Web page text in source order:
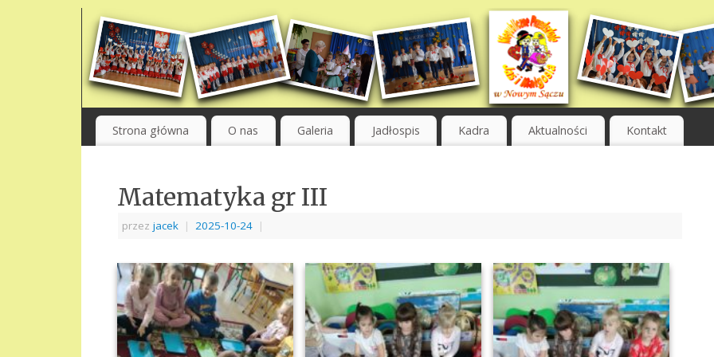
Strona główna O nas Galeria Jadłospis Kadra Aktualności Kontakt
Matematyka gr III
przez jacek | 2025-10-24 |